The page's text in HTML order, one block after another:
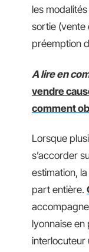
les
sortie (vente
préemption
A lire en
vendre
comment
Lorsque
s’accorder
estimation,
part entière.
lyonnaise en
interlocuteur